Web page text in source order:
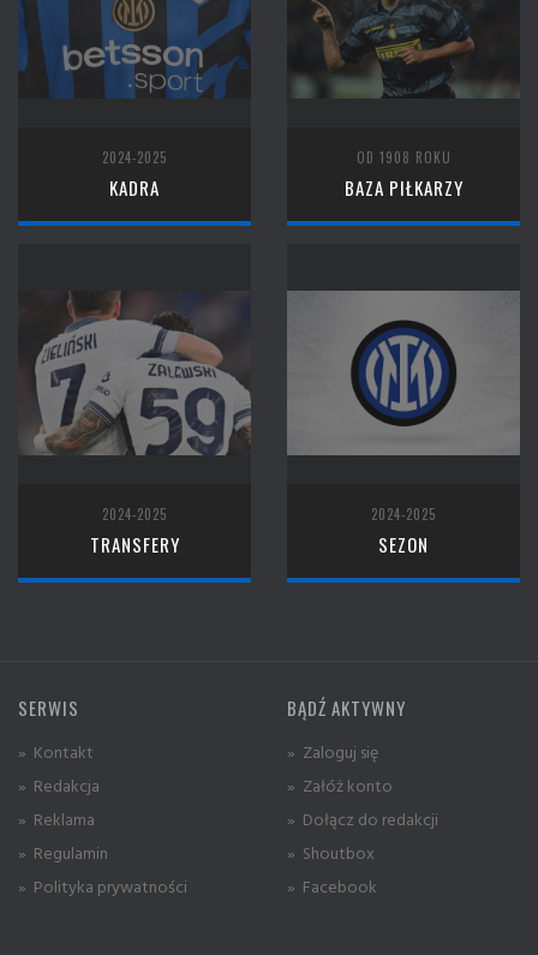
2024-2025
KADRA
OD 1908 ROKU
BAZA PIŁKARZY
2024-2025
TRANSFERY
2024-2025
SEZON
SERWIS
» Kontakt
» Redakcja
» Reklama
» Regulamin
» Polityka prywatności
BĄDŹ AKTYWNY
» Zaloguj się
» Załóż konto
» Dołącz do redakcji
» Shoutbox
» Facebook